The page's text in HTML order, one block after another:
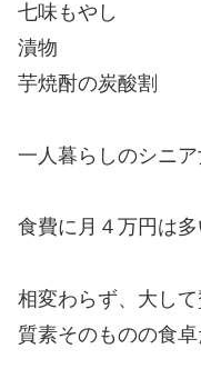
七味もやし
漬物
芋焼酎の炭酸割
一人暮らしのシニ
食費に月４万円は
相変わらず、大し
質素そのものの食